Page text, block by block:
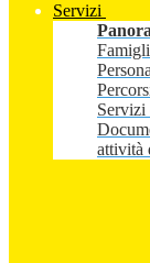
Servizi
Servizi
attività